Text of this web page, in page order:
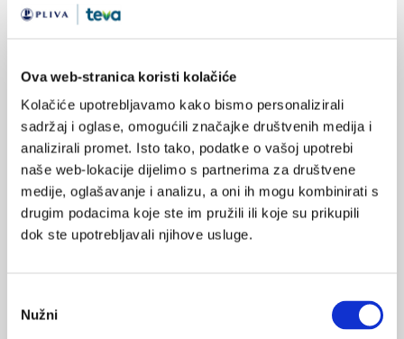
Ova web-stranica koristi kolačiće
Kolačiće upotrebljavamo kako bismo personalizirali
sadržaj i oglase, omogućili značajke društvenih medija i
analizirali promet. Isto tako, podatke o vašoj upotrebi
naše web-lokacije dijelimo s partnerima za društvene
medije, oglašavanje i analizu, a oni ih mogu kombinirati s
drugim podacima koje ste im pružili ili koje su prikupili
dok ste upotrebljavali njihove usluge.
pristanka
Nužni
Sveučilišna klinika "Vuk Vrhovac" - Centar izvrsnosti
13.05.2022.
Uloga i mjesto DPP-4 inhibitora u suvremenom
liječenju šećerne bolesti tipa 2
09.06.2021.
Dijabetičke udruge protiv odluke HZZO-a o
Povezanost arterijske hipertenzije i šećerne bolesti